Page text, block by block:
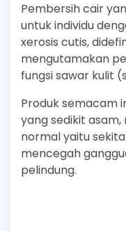
Pembersih cair
untuk individu
xerosis cutis,
mengutamakan
fungsi sawar kulit
Produk semacam
yang sedikit
normal yaitu
mencegah
pelindung.